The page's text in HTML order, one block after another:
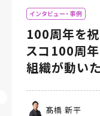
インタビュー・事例
100周年を祝
スコ100周年
組織が動い
髙橋 新平